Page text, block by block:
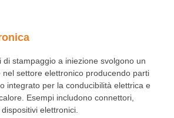
di stampaggio a iniezione svolgono un
nel settore elettronico producendo parti
integrato per la conducibilità elettrica e
Esempi includono connettori,
elettronici.